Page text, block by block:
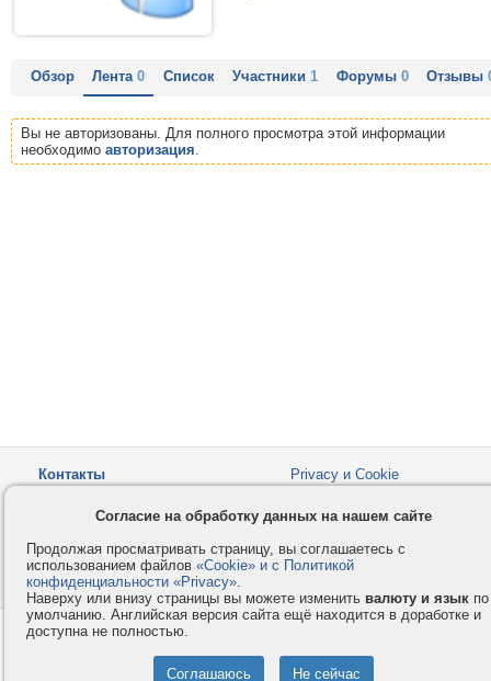
Обзор Лента0 Список Участники1 Форумы 0 Отзывы
Вы не авторизованы. Для полного просмотра этой информации
необходимо авторизация.
Контакты
Privacy и Cookie
Как оплатить
Форумы
© 2008-2026VMESTE.EU
Согласие на обработку данных на нашем сайте
Продолжая просматривать страницу, вы соглашаетесь с
использованием файлов «Cookie» и с Политикой
конфиденциальности «Privacy».
Наверху или внизу страницы вы можете изменить валюту и язык по
умолчанию. Английская версия сайта ещё находится в доработке и
доступна не полностью.